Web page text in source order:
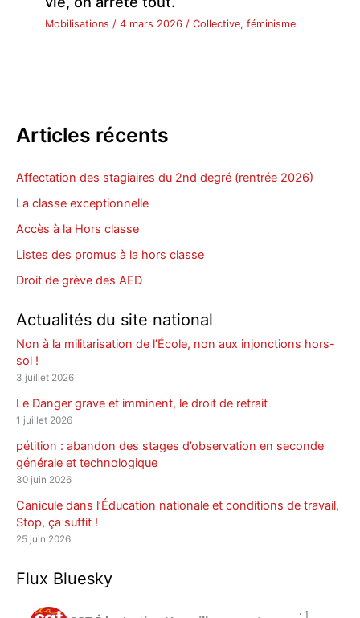
Mobilisations /4 mars 2026/Collective,féminisme
Articles récents
Affectation des stagiaires du 2nd degré (rentrée 2026)
La classe exceptionnelle
Accès à la Hors classe
Listes des promus à la hors classe
Droit de grève des AED
Actualités du site national
Non à la militarisation de l’École, non aux injonctions hors-
sol !
3 juillet 2026
Le Danger grave et imminent, le droit de retrait
1 juillet 2026
pétition : abandon des stages d’observation en seconde
générale et technologique
30 juin 2026
Canicule dans l’Éducation nationale et conditions de travail,
Stop, ça suffit !
25 juin 2026
Flux Bluesky